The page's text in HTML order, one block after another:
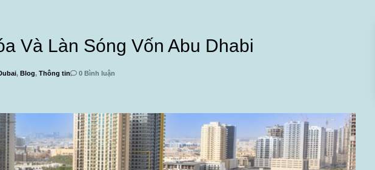
Và Làn Sóng Vốn Abu Dhabi
, Blog, Thông tin 0 Bình luận